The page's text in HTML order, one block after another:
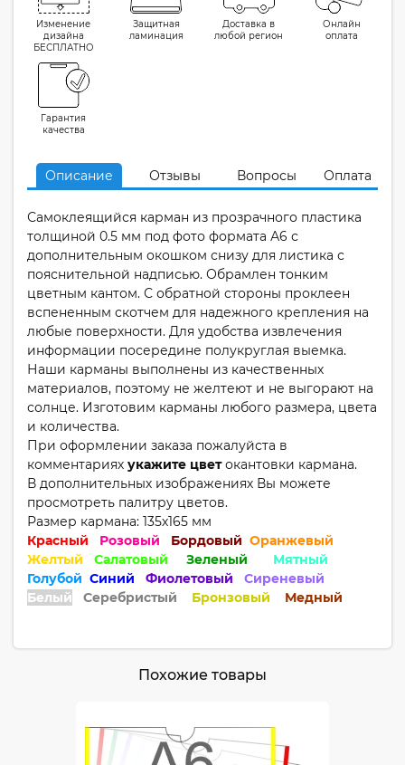
Изменение
дизайна
БЕСПЛАТНО
Защитная
ламинация
Доставка в
любой регион
Онлайн
оплата
Гарантия
качества
Описание Отзывы Вопросы Оплата
Самоклеящийся карман из прозрачного пластика
толщиной 0.5 мм под фото формата А6 с
дополнительным окошком снизу для листика с
пояснительной надписью. Обрамлен тонким
цветным кантом. С обратной стороны проклеен
вспененным скотчем для надежного крепления на
любые поверхности. Для удобства извлечения
информации посередине полукруглая выемка.
Наши карманы выполнены из качественных
материалов, поэтому не желтеют и не выгорают на
солнце. Изготовим карманы любого размера, цвета
и количества.
При оформлении заказа пожалуйста в
комментариях укажите цветокантовки кармана.​
В дополнительных изображениях Вы можете
просмотреть палитру цветов.
Размер кармана: 135х165 мм
Красный
Розовый Бордовый Оранжевый
Желтый
Салатовый Зеленый
Мятный
Голубой Синий Фиолетовый
Сиреневый
Белый
Серебристый Бронзовый Медный
Похожие товары